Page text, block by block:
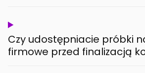
Czy udostępniacie próbki
firmowe przed finalizacją